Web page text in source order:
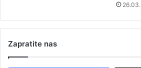
Zapratite nas